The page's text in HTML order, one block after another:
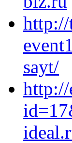
sayt/